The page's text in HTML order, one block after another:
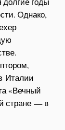
Однако,
Италии
«Вечный
стране — в